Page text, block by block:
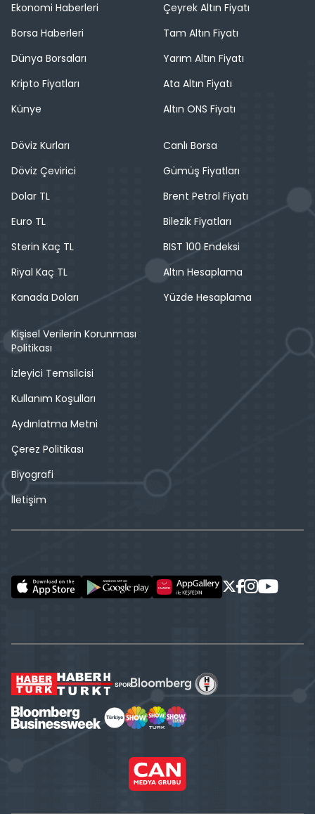
Ekonomi Haberleri
Borsa Haberleri
Dünya Borsaları
Kripto Fiyatları
Künye
Çeyrek Altın Fiyatı
Tam Altın Fiyatı
Yarım Altın Fiyatı
Ata Altın Fiyatı
Altın ONS Fiyatı
Döviz Kurları
Döviz Çevirici
Dolar TL
Euro TL
Sterin Kaç TL
Riyal Kaç TL
Kanada Doları
Canlı Borsa
Gümüş Fiyatları
Brent Petrol Fiyatı
Bilezik Fiyatları
BIST 100 Endeksi
Altın Hesaplama
Yüzde Hesaplama
Kişisel Verilerin Korunması
Politikası
İzleyici Temsilcisi
Kullanım Koşulları
Aydınlatma Metni
Çerez Politikası
Biyografi
İletişim